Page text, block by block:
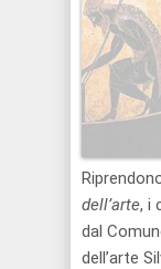
dell’arte, i
dal
dell’arte